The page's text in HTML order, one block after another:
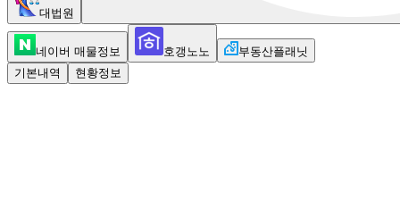
대법원
네이버 매물정보 호갱노노
부동산플래닛
기본내역
현황정보